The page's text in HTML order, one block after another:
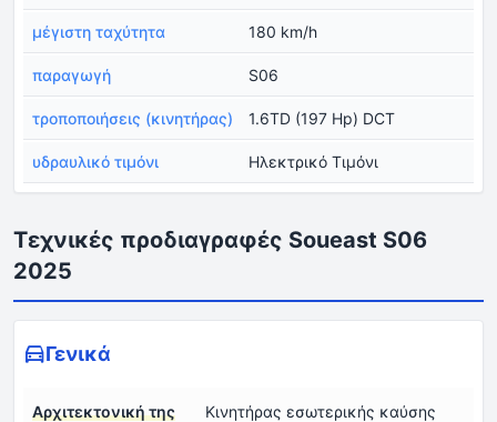
μέγιστη ταχύτητα 180 km/h
παραγωγή S06
τροποποιήσεις (κινητήρας) 1.6TD (197 Hp) DCT
υδραυλικό τιμόνι Ηλεκτρικό Τιμόνι
Τεχνικές προδιαγραφές Soueast S06
2025
Γενικά
Αρχιτεκτονική της Κινητήρας εσωτερικής καύσης